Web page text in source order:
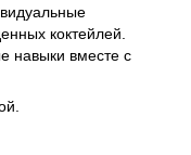
коктейлей.
навыки вместе с